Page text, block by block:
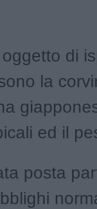
di
la
ed il
posta